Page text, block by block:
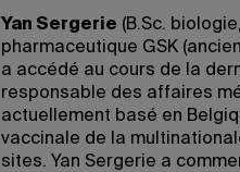
Yan Sergerie (B.Sc.
pharmaceutique GSK
a accédé au cours de la
responsable des affaires
actuellement basé en
vaccinale de la
sites. Yan Sergerie a